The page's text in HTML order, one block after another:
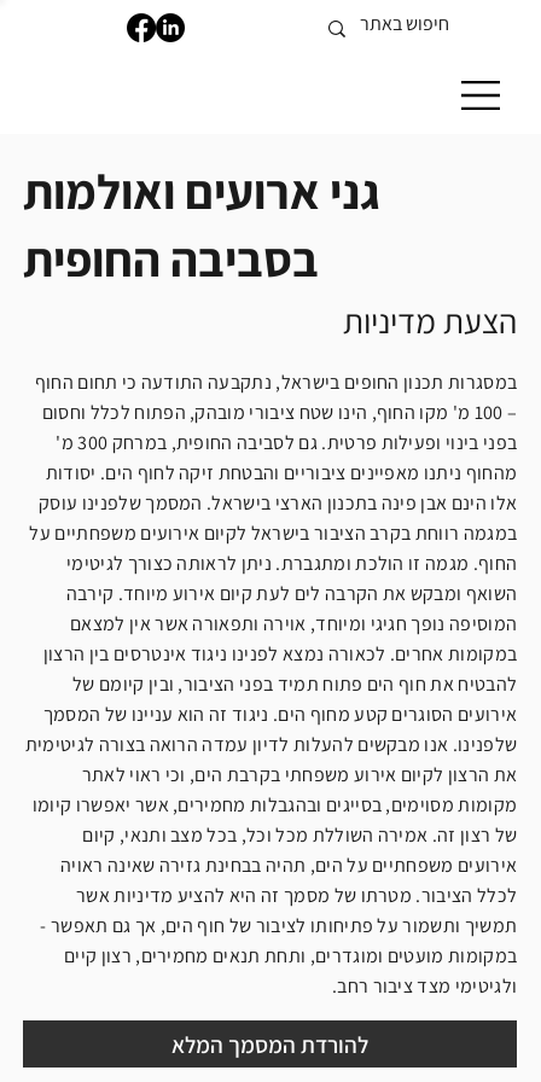
גני ארועים ואולמות
בסביבה החופית
הצעת מדיניות
במסגרות תכנון החופים בישראל, נתקבעה התודעה כי תחום החוף
– 100 מ' מקו החוף, הינו שטח ציבורי מובהק, הפתוח לכלל וחסום
בפני בינוי ופעילות פרטית. גם לסביבה החופית, במרחק 300 מ'
מהחוף ניתנו מאפיינים ציבוריים והבטחת זיקה לחוף הים. יסודות
אלו הינם אבן פינה בתכנון הארצי בישראל. המסמך שלפנינו עוסק
במגמה רווחת בקרב הציבור בישראל לקיום אירועים משפחתיים על
החוף. מגמה זו הולכת ומתגברת. ניתן לראותה כצורך לגיטימי
השואף ומבקש את הקרבה לים לעת קיום אירוע מיוחד. קירבה
המוסיפה נופך חגיגי ומיוחד, אוירה ותפאורה אשר אין למצאם
במקומות אחרים. לכאורה נמצא לפנינו ניגוד אינטרסים בין הרצון
להבטיח את חוף הים פתוח תמיד בפני הציבור, ובין קיומם של
אירועים הסוגרים קטע מחוף הים. ניגוד זה הוא עניינו של המסמך
שלפנינו. אנו מבקשים להעלות לדיון עמדה הרואה בצורה לגיטימית
את הרצון לקיום אירוע משפחתי בקרבת הים, וכי ראוי לאתר
מקומות מסוימים, בסייגים ובהגבלות מחמירים, אשר יאפשרו קיומו
של רצון זה. אמירה השוללת מכל וכל, בכל מצב ותנאי, קיום
אירועים משפחתיים על הים, תהיה בבחינת גזירה שאינה ראויה
לכלל הציבור. מטרתו של מסמך זה היא להציע מדיניות אשר
תמשיך ותשמור על פתיחותו לציבור של חוף הים, אך גם תאפשר -
במקומות מועטים ומוגדרים, ותחת תנאים מחמירים, רצון קיים
ולגיטימי מצד ציבור רחב.
להורדת המסמך המלא